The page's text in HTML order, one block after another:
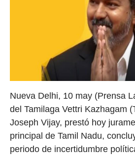
Nueva Delhi, 10 may (Prensa
del Tamilaga Vettri Kazhagam
Joseph Vijay, prestó hoy
principal de Tamil Nadu,
periodo de incertidumbre